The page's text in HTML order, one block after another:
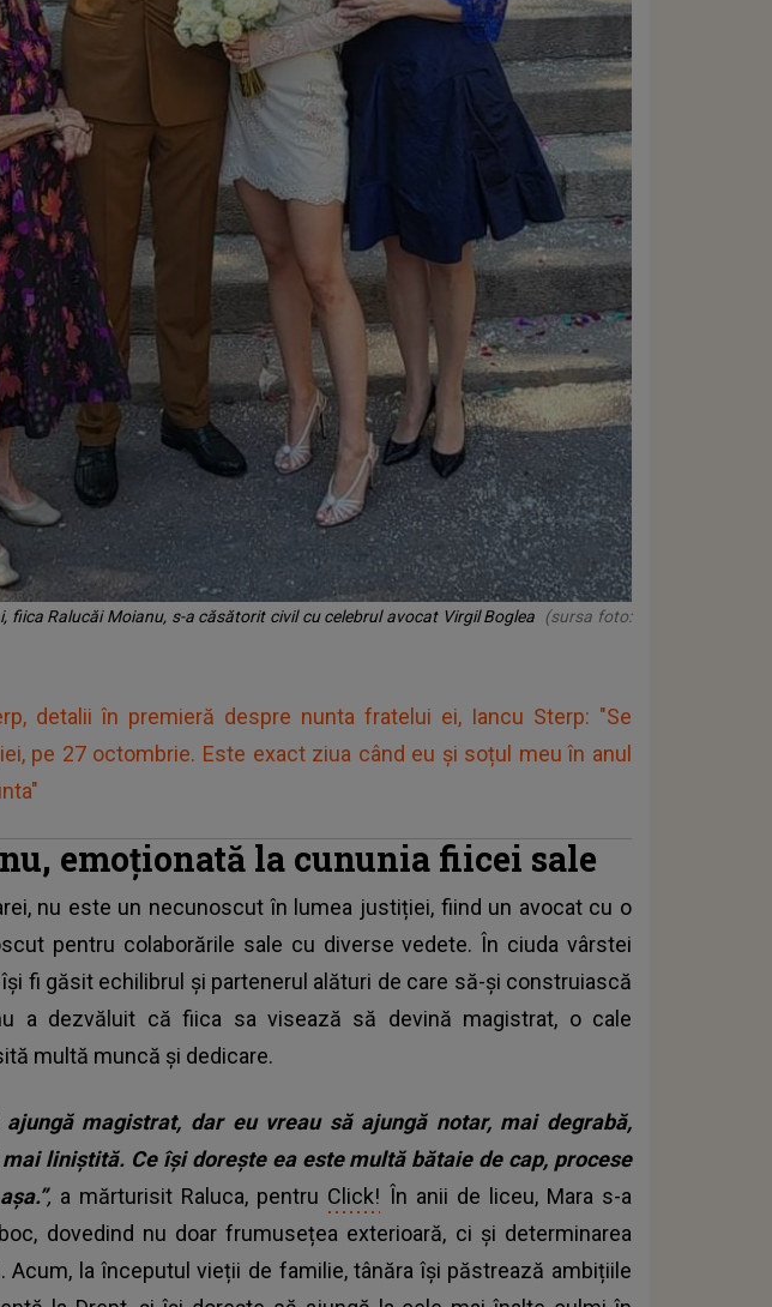
fiica Ralucăi Moianu, s-a căsătorit civil cu celebrul avocat Virgil Boglea (sursa foto:
detalii în premieră despre nunta fratelui ei, Iancu Sterp: "Se
pe 27 octombrie. Este exact ziua când eu și soțul meu în anul
emoționată la cununia fiicei sale
nu este un necunoscut în lumea justiției, fiind un avocat cu o
pentru colaborările sale cu diverse vedete. În ciuda vârstei
fi găsit echilibrul și partenerul alături de care să-și construiască
a dezvăluit că fiica sa visează să devină magistrat, o cale
multă muncă și dedicare.
magistrat, dar eu vreau să ajungă notar, mai degrabă,
liniștită. Ce își dorește ea este multă bătaie de cap, procese
, a mărturisit Raluca, pentru Click! În anii de liceu, Mara s-a
dovedind nu doar frumusețea exterioară, ci și determinarea
Acum, la începutul vieții de familie, tânăra își păstrează ambițiile